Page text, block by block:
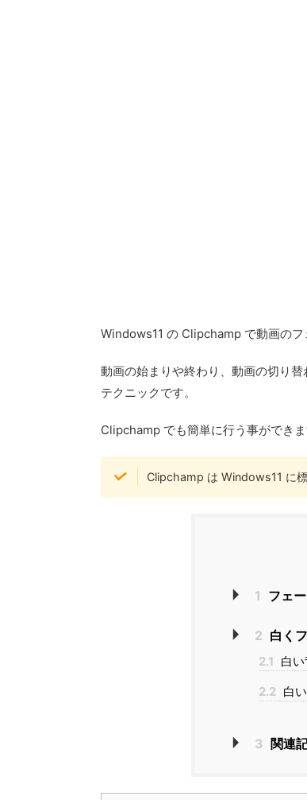
Windows11 の Clipchamp で動画のフ
動画の始まりや終わり、動画の切り
テクニックです。
Clipchamp でも簡単に行う事ができま
Clipchamp は Windows11 に標
1 フェ
2 白く
2.1 白
2.2 白
3 関連